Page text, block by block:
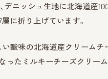
デニッシュ生地に北海道産
に折り上げています。
酸味の北海道産クリームチ
ったミルキーチーズクリー